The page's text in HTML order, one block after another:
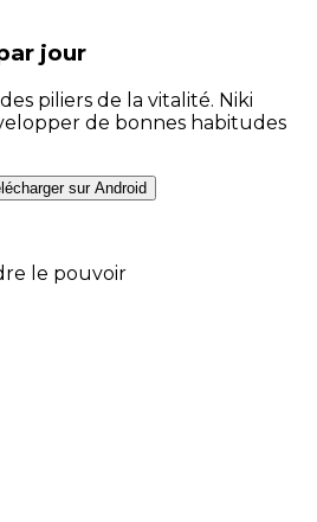
jour
piliers de la vitalité. Niki
de bonnes habitudes
sur Android
le pouvoir